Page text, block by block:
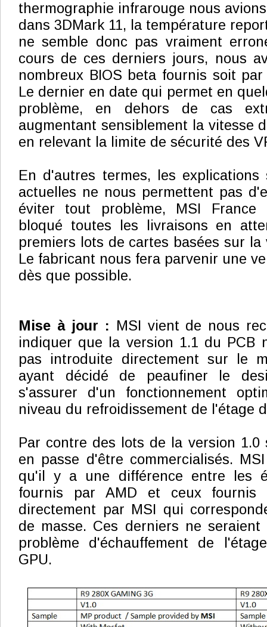
thermographie infrarouge nous
dans 3DMark 11, la température
ne semble donc pas vraiment
cours de ces derniers jours, nous
nombreux BIOS beta fournis soit
Le dernier en date qui permet en
problème, en dehors de cas
augmentant sensiblement la vitesse
en relevant la limite de sécurité des
En d'autres termes, les
actuelles ne nous permettent pas
éviter tout problème, MSI France
bloqué toutes les livraisons en
premiers lots de cartes basées sur la
Le fabricant nous fera parvenir une
dès que possible.
Mise à jour : MSI vient de nous
indiquer que la version 1.1 du PCB
pas introduite directement sur le
ayant décidé de peaufiner le
s'assurer d'un fonctionnement
niveau du refroidissement de l'étage
Par contre des lots de la version
en passe d'être commercialisés.
qu'il y a une différence entre les
fournis par AMD et ceux
directement par MSI qui
de masse. Ces derniers ne
problème d'échauffement de
GPU.